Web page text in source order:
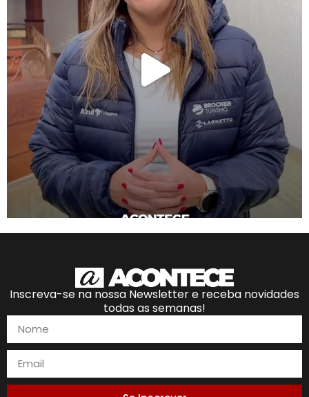
Inscreva-se na nossa Newsletter e receba novidades
todas as semanas!